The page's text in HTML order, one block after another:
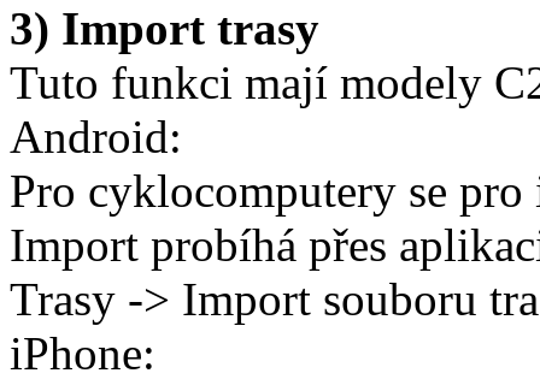
3) Import trasy
Tuto funkci mají modely
Android:
Pro cyklocomputery se
Import probíhá přes
Trasy -> Import souboru
iPhone: